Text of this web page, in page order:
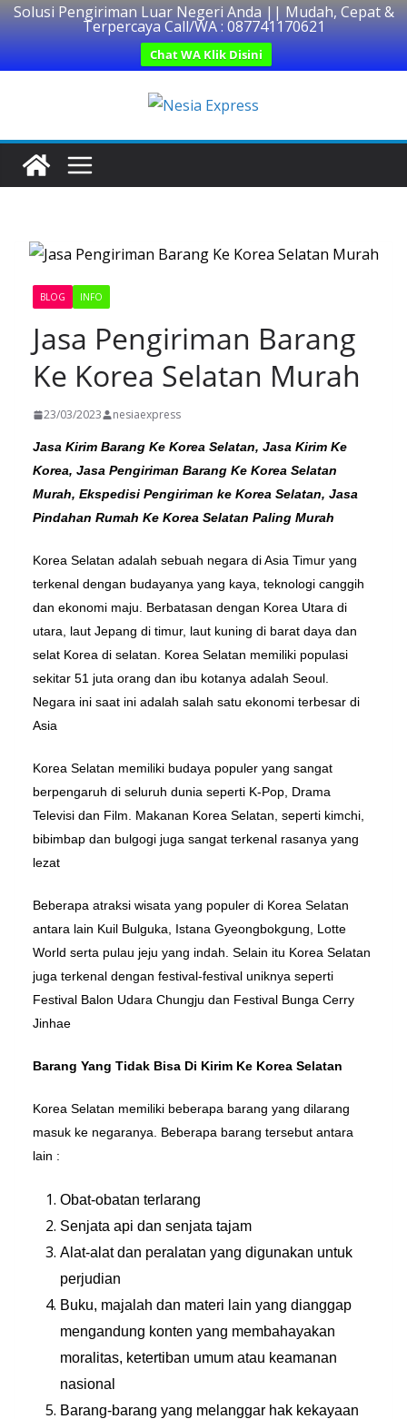
Solusi Pengiriman Luar Negeri Anda || Mudah, Cepat &
Terpercaya Call/WA : 087741170621
Chat WA Klik Disini
BLOG INFO
Jasa Pengiriman Barang
Ke Korea Selatan Murah
23/03/2023 nesiaexpress
Jasa Kirim Barang Ke Korea Selatan, Jasa Kirim Ke
Korea, Jasa Pengiriman Barang Ke Korea Selatan
Murah, Ekspedisi Pengiriman ke Korea Selatan, Jasa
Pindahan Rumah Ke Korea Selatan Paling Murah
Korea Selatan adalah sebuah negara di Asia Timur yang
terkenal dengan budayanya yang kaya, teknologi canggih
dan ekonomi maju. Berbatasan dengan Korea Utara di
utara, laut Jepang di timur, laut kuning di barat daya dan
selat Korea di selatan. Korea Selatan memiliki populasi
sekitar 51 juta orang dan ibu kotanya adalah Seoul.
Negara ini saat ini adalah salah satu ekonomi terbesar di
Asia
Korea Selatan memiliki budaya populer yang sangat
berpengaruh di seluruh dunia seperti K-Pop, Drama
Televisi dan Film. Makanan Korea Selatan, seperti kimchi,
bibimbap dan bulgogi juga sangat terkenal rasanya yang
lezat
Beberapa atraksi wisata yang populer di Korea Selatan
antara lain Kuil Bulguka, Istana Gyeongbokgung, Lotte
World serta pulau jeju yang indah. Selain itu Korea Selatan
juga terkenal dengan festival-festival uniknya seperti
Festival Balon Udara Chungju dan Festival Bunga Cerry
Jinhae
Barang Yang Tidak Bisa Di Kirim Ke Korea Selatan
Korea Selatan memiliki beberapa barang yang dilarang
masuk ke negaranya. Beberapa barang tersebut antara
lain :
Obat-obatan terlarang
Senjata api dan senjata tajam
Alat-alat dan peralatan yang digunakan untuk
perjudian
Buku, majalah dan materi lain yang dianggap
mengandung konten yang membahayakan
moralitas, ketertiban umum atau keamanan
nasional
Barang-barang yang melanggar hak kekayaan